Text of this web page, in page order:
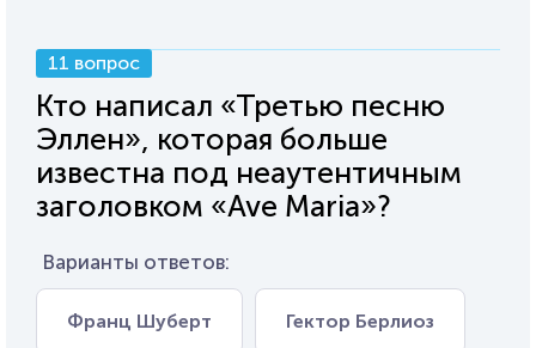
11 вопрос
Кто написал «Третью песню
Эллен», которая больше
известна под неаутентичным
заголовком «Ave Maria»?
Варианты ответов:
Франц Шуберт Гектор Берлиоз